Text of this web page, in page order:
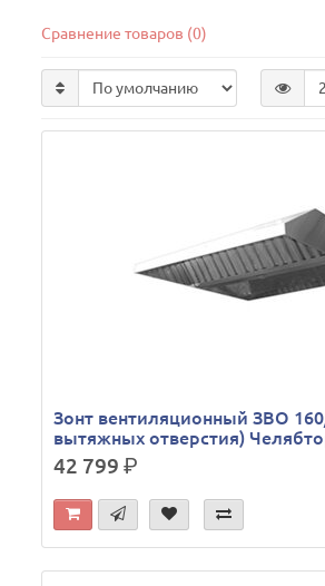
Сравнение товаров (0)
Зонт вентиляционный ЗВО
вытяжных отверстия)
42 799р.